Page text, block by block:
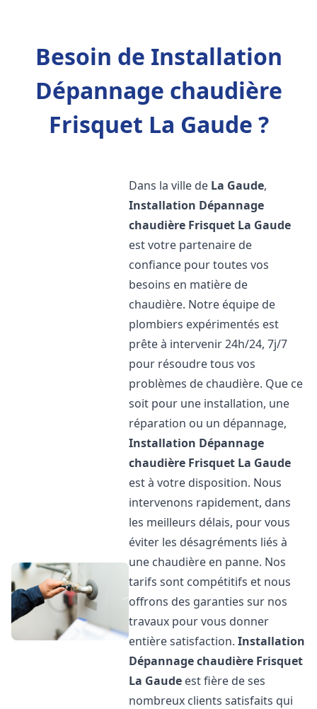
Besoin de Installation
Dépannage chaudière
Frisquet La Gaude ?
Dans la ville de La Gaude,
Installation Dépannage
chaudière Frisquet La Gaude
est votre partenaire de
confiance pour toutes vos
besoins en matière de
chaudière. Notre équipe de
plombiers expérimentés est
prête à intervenir 24h/24, 7j/7
pour résoudre tous vos
problèmes de chaudière. Que ce
soit pour une installation, une
réparation ou un dépannage,
Installation Dépannage
chaudière Frisquet La Gaude
est à votre disposition. Nous
intervenons rapidement, dans
les meilleurs délais, pour vous
éviter les désagréments liés à
une chaudière en panne. Nos
tarifs sont compétitifs et nous
offrons des garanties sur nos
travaux pour vous donner
entière satisfaction.Installation
Dépannage chaudière Frisquet
La Gaude est fière de ses
nombreux clients satisfaits qui